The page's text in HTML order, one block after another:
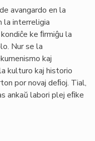
avangardo en la
la interreligia
ke ﬁrmiĝu la
Nur se la
kaj
kulturo kaj historio
por novaj deﬁoj. Tial,
ankaŭ labori plej eﬁke